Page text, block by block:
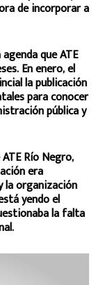
de incorporar a
que ATE
En enero, el
la publicación
para conocer
pública y
Río Negro,
era
la organización
yendo el
la falta